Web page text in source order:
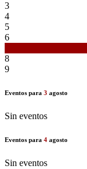
3
4
5
6
8
9
Eventos para 3 agosto
Sin eventos
Eventos para 4 agosto
Sin eventos